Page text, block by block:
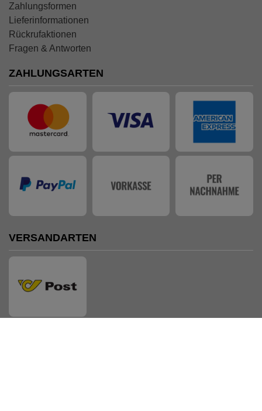
Zahlungsformen
Lieferinformationen
Rückrufaktionen
Fragen & Antworten
ZAHLUNGSARTEN
VERSANDARTEN